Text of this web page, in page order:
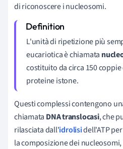
di riconoscere i nucleosomi.
L'unità di ripetizione più
eucariotica è chiamata
costituito da circa 150 coppie
proteine istone.
Questi complessi contengono
chiamata DNA translocasi, che
rilasciata dall'idrolisidell'ATP
la composizione dei